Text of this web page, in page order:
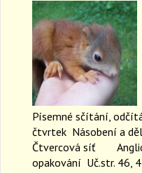
Písemné sčítání,
čtvrtek Násobení a
Čtvercová síť
opakování Uč.str. 46,